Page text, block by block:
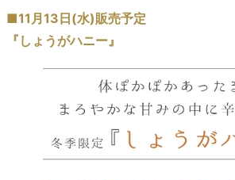
■11月13日(水)販売予定
『しょうがハニー』